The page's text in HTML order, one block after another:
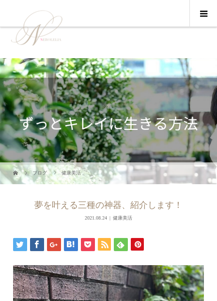
ブログ 健康美活
夢を叶える三種の神器、紹介します！
2021.08.24 健康美活